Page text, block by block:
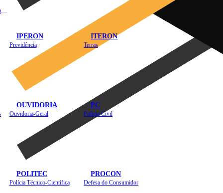
IPERON
Previdência
ITERON
Terras
OUVIDORIA
Ouvidoria-Geral
PC
Polícia Civil
POLITEC
Polícia Técnico-Científica
PROCON
Defesa do Consumidor